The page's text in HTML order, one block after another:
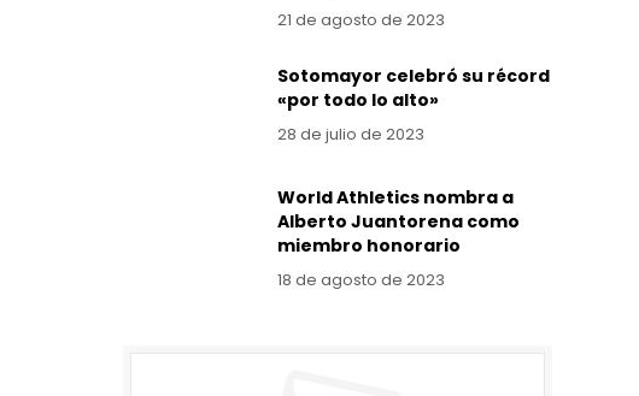
21 de agosto de 2023
Sotomayor celebró su récord
«por todo lo alto»
28 de julio de 2023
World Athletics nombra a
Alberto Juantorena como
miembro honorario
18 de agosto de 2023